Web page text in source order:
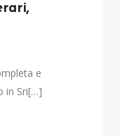
e
in Sri[…]